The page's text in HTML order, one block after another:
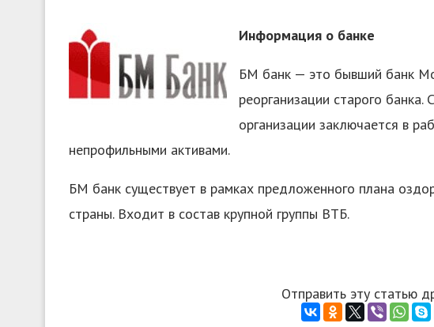
Информация о банке
БМ банк — это бывший банк
реорганизации старого банка.
организации заключается в
непрофильными активами.
БМ банк существует в рамках предложенного плана
страны. Входит в состав крупной группы ВТБ.
Отправить эту статью